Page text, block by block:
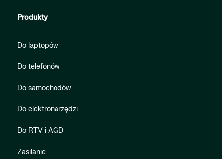
Produkty
Do laptopów
Do telefonów
Do samochodów
Do elektronarzędzi
Do RTV i AGD
Zasilanie